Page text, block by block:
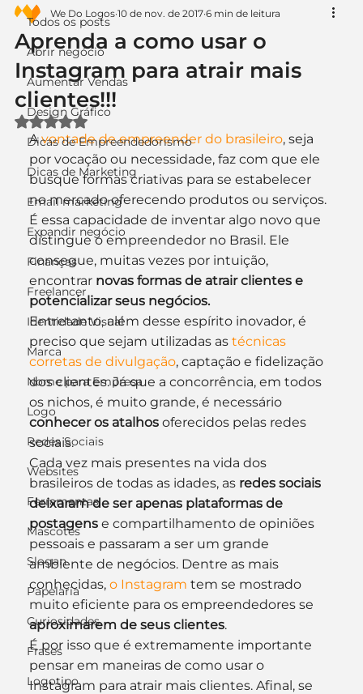
Todos os posts
Abrir negócio
Aumentar Vendas
Design Gráfico
Dicas de Empreendedorismo
Dicas de Marketing
Email marketing
Expandir negócio
Finanças
Freelancer
Identidade Visual
Marca
Nome para Empresa
Logo
Redes Sociais
Websites
Ferramentas
Mascotes
Slogan
Papelaria
Curiosidades
Frases
Logotipo
Aprenda a como usar o
Instagram para atrair mais
clientes!!!
We Do Logos 10 de nov. de 2017 6 min de leitura
Avaliado com NaN de 5 estrelas.
A vontade de empreender do brasileiro, seja
por vocação ou necessidade, faz com que ele
busque formas criativas para se estabelecer
no mercado oferecendo produtos ou serviços.
É essa capacidade de inventar algo novo que
distingue o empreendedor no Brasil. Ele
consegue, muitas vezes por intuição,
encontrar novas formas de atrair clientes e
potencializar seus negócios.
Entretanto, além desse espírito inovador, é
preciso que sejam utilizadas as técnicas
corretas de divulgação, captação e fidelização
dos clientes. Já que a concorrência, em todos
os nichos, é muito grande, é necessário
conhecer os atalhos oferecidos pelas redes
sociais.
Cada vez mais presentes na vida dos
brasileiros de todas as idades, as redes sociais
deixaram de ser apenas plataformas de
postagens e compartilhamento de opiniões
pessoais e passaram a ser um grande
ambiente de negócios. Dentre as mais
conhecidas, o Instagram tem se mostrado
muito eficiente para os empreendedores se
aproximarem de seus clientes.
É por isso que é extremamente importante
pensar em maneiras de como usar o
Instagram para atrair mais clientes. Afinal, se